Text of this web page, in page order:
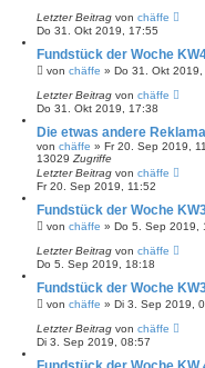
Letzter Beitrag von chäffe
Do 31. Okt 2019, 17:55
Fundstück der Woche
von chäffe » Do 31. Okt 2019,
Letzter Beitrag von chäffe
Do 31. Okt 2019, 17:38
Die etwas andere
von chäffe » Fr 20. Sep 2019,
13029 Zugriffe
Letzter Beitrag von chäffe
Fr 20. Sep 2019, 11:52
Fundstück der Woche
von chäffe » Do 5. Sep 2019,
Letzter Beitrag von chäffe
Do 5. Sep 2019, 18:18
Fundstück der Woche
von chäffe » Di 3. Sep 2019,
Letzter Beitrag von chäffe
Di 3. Sep 2019, 08:57